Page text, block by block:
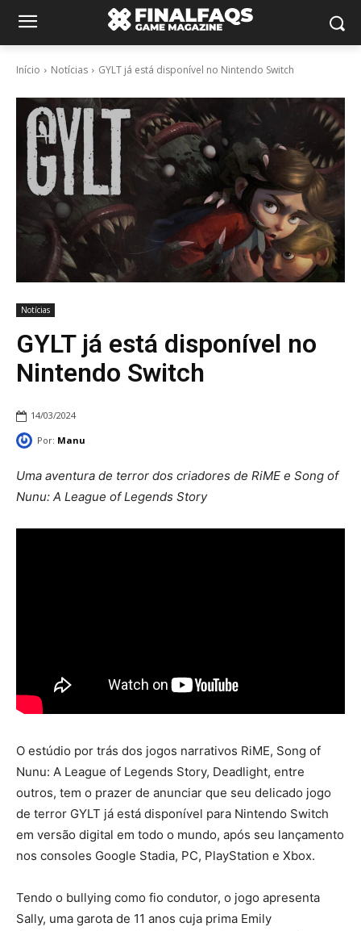
Início Notícias GYLT já está disponível no Nintendo Switch
Notícias
GYLT já está disponível no
Nintendo Switch
14/03/2024
Por: Manu
Uma aventura de terror dos criadores de RiME e Song of
Nunu: A League of Legends Story
O estúdio por trás dos jogos narrativos RiME, Song of
Nunu: A League of Legends Story, Deadlight, entre
outros, tem o prazer de anunciar que seu delicado jogo
de terror GYLT já está disponível para Nintendo Switch
em versão digital em todo o mundo, após seu lançamento
nos consoles Google Stadia, PC, PlayStation e Xbox.
Tendo o bullying como fio condutor, o jogo apresenta
Sally, uma garota de 11 anos cuja prima Emily